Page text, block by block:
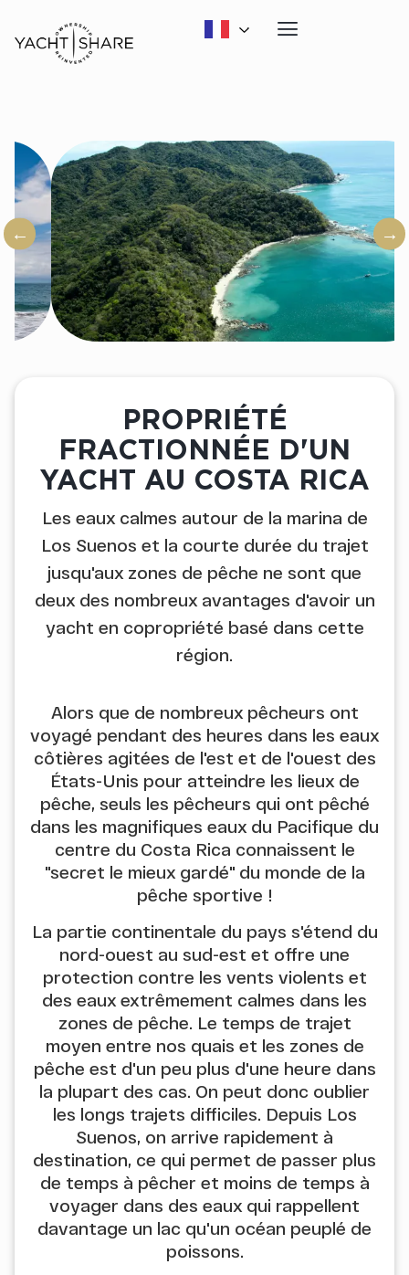
PROPRIÉTÉ
FRACTIONNÉE D'UN
YACHT AU COSTA RICA
Les eaux calmes autour de la marina de
Los Suenos et la courte durée du trajet
jusqu'aux zones de pêche ne sont que
deux des nombreux avantages d'avoir un
yacht en copropriété basé dans cette
région.
Alors que de nombreux pêcheurs ont
voyagé pendant des heures dans les eaux
côtières agitées de l'est et de l'ouest des
États-Unis pour atteindre les lieux de
pêche, seuls les pêcheurs qui ont pêché
dans les magnifiques eaux du Pacifique du
centre du Costa Rica connaissent le
"secret le mieux gardé" du monde de la
pêche sportive !
La partie continentale du pays s'étend du
nord-ouest au sud-est et offre une
protection contre les vents violents et
des eaux extrêmement calmes dans les
zones de pêche. Le temps de trajet
moyen entre nos quais et les zones de
pêche est d'un peu plus d'une heure dans
la plupart des cas. On peut donc oublier
les longs trajets difficiles. Depuis Los
Suenos, on arrive rapidement à
destination, ce qui permet de passer plus
de temps à pêcher et moins de temps à
voyager dans des eaux qui rappellent
davantage un lac qu'un océan peuplé de
poissons.